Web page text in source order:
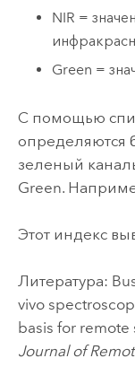
NIR =
Green =
С помощью
определяются
зеленый
Green.
Этот индекс
Литература:
vivo
basis for
Journal of